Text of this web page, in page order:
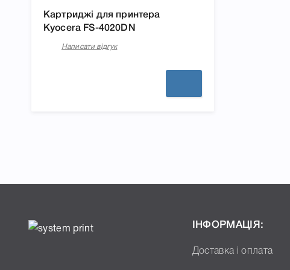
Картриджі для принтера
Kyocera FS-4020DN
Написати відгук
ІНФОРМАЦІЯ:
Доставка і оплата